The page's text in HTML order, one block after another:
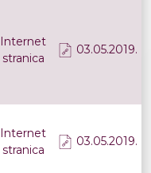
Internet
stranica
03.05.2019.
Internet
stranica
03.05.2019.